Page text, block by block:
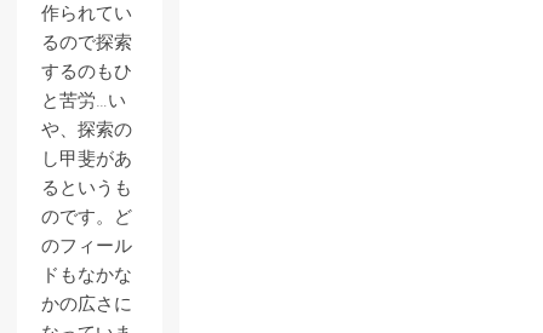
作られてい
るので探索
するのもひ
と苦労…い
や、探索の
し甲斐があ
るというも
のです。ど
のフィール
ドもなかな
かの広さに